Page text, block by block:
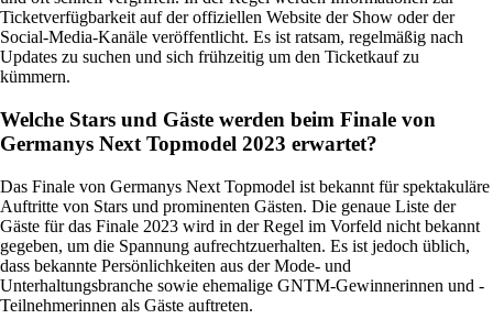
Ticketverfügbarkeit auf der offiziellen Website der Show oder der
Social-Media-Kanäle veröffentlicht. Es ist ratsam, regelmäßig nach
Updates zu suchen und sich frühzeitig um den Ticketkauf zu
kümmern.
Welche Stars und Gäste werden beim Finale von
Germanys Next Topmodel 2023 erwartet?
Das Finale von Germanys Next Topmodel ist bekannt für spektakuläre
Auftritte von Stars und prominenten Gästen. Die genaue Liste der
Gäste für das Finale 2023 wird in der Regel im Vorfeld nicht bekannt
gegeben, um die Spannung aufrechtzuerhalten. Es ist jedoch üblich,
dass bekannte Persönlichkeiten aus der Mode- und
Unterhaltungsbranche sowie ehemalige GNTM-Gewinnerinnen und -
Teilnehmerinnen als Gäste auftreten.